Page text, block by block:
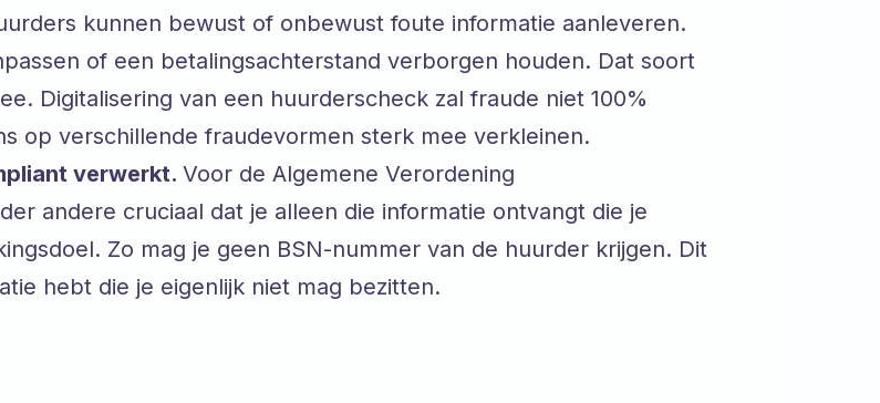
kunnen bewust of onbewust foute informatie aanleveren.
of een betalingsachterstand verborgen houden. Dat soort
Digitalisering van een huurderscheck zal fraude niet 100%
op verschillende fraudevormen sterk mee verkleinen.
verwerkt. Voor de Algemene Verordening
andere cruciaal dat je alleen die informatie ontvangt die je
Zo mag je geen BSN-nummer van de huurder krijgen. Dit
hebt die je eigenlijk niet mag bezitten.